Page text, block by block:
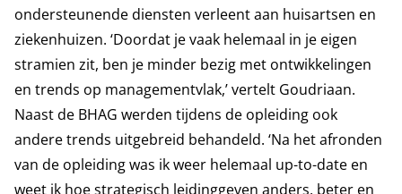
ondersteunende diensten verleent aan huisartsen en
ziekenhuizen. ‘Doordat je vaak helemaal in je eigen
stramien zit, ben je minder bezig met ontwikkelingen
en trends op managementvlak,’ vertelt Goudriaan.
Naast de BHAG werden tijdens de opleiding ook
andere trends uitgebreid behandeld. ‘Na het afronden
van de opleiding was ik weer helemaal up-to-date en
weet ik hoe strategisch leidinggeven anders, beter en